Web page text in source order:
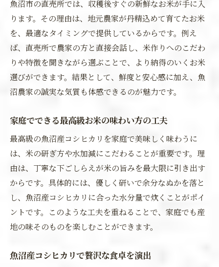
魚沼市の直売所では、収穫後すぐの新鮮なお米が手に入
ります。その理由は、地元農家が丹精込めて育てたお米
を、最適なタイミングで提供しているからです。例え
ば、直売所で農家の方と直接会話し、米作りへのこだわ
りや特徴を聞きながら選ぶことで、より納得のいくお米
選びができます。結果として、鮮度と安心感に加え、魚
沼農家の誠実な気質も体感できるのが魅力です。
家庭でできる最高級お米の味わい方の工夫
最高級の魚沼産コシヒカリを家庭で美味しく味わうに
は、米の研ぎ方や水加減にこだわることが重要です。理
由は、丁寧な下ごしらえが米の旨みを最大限に引き出す
からです。具体的には、優しく研いで余分なぬかを落と
し、魚沼産コシヒカリに合った水分量で炊くことがポイ
ントです。このような工夫を重ねることで、家庭でも産
地の味そのものを楽しむことができます。
魚沼産コシヒカリで贅沢な食卓を演出